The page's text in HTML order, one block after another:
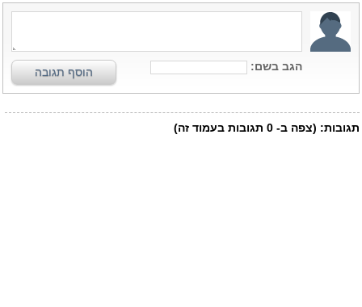
הגב בשם: הוסף תגובה
תגובות: (צפה ב- 0 תגובות בעמוד זה)